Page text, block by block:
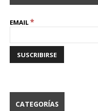
EMAIL*
CATEGORÍAS